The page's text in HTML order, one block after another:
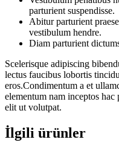
parturient suspendisse.
Abitur parturient
vestibulum hendre.
Diam parturient
Scelerisque adipiscing
lectus faucibus lobortis
eros.Condimentum a et
elementum nam inceptos
elit ut volutpat.
İlgili ürünler